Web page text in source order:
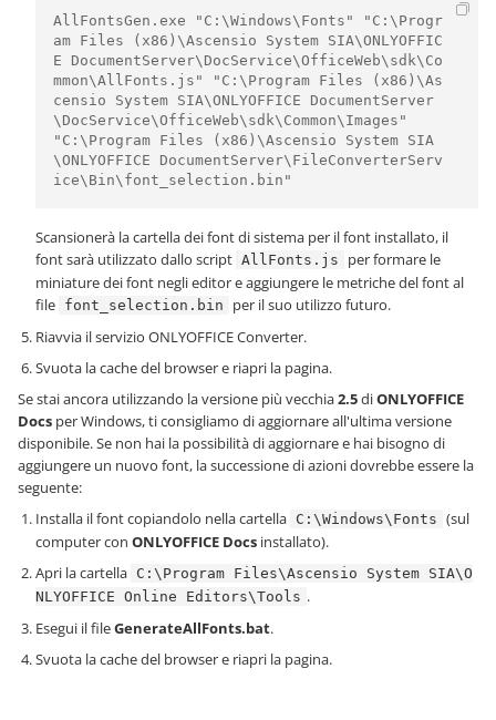
AllFontsGen.exe "C:\Windows\Fonts" "C:\Progr
am Files (x86)\Ascensio System SIA\ONLYOFFIC
E DocumentServer\DocService\OfficeWeb\sdk\Co
mmon\AllFonts.js" "C:\Program Files (x86)\As
censio System SIA\ONLYOFFICE DocumentServer
\DocService\OfficeWeb\sdk\Common\Images"
"C:\Program Files (x86)\Ascensio System SIA
\ONLYOFFICE DocumentServer\FileConverterServ
ice\Bin\font_selection.bin"
Scansionerà la cartella dei font di sistema per il font installato, il
font sarà utilizzato dallo script AllFonts.js
per formare le
miniature dei font negli editor e aggiungere le metriche del font al
file font_selection.bin
per il suo utilizzo futuro.
Riavvia il servizio ONLYOFFICE Converter.
Svuota la cache del browser e riapri la pagina.
Se stai ancora utilizzando la versione più vecchia2.5diONLYOFFICE
Docs per Windows, ti consigliamo di aggiornare all'ultima versione
disponibile. Se non hai la possibilità di aggiornare e hai bisogno di
aggiungere un nuovo font, la successione di azioni dovrebbe essere la
seguente:
Installa il font copiandolo nella cartella C:\Windows\Fonts (sul
computer con ONLYOFFICE Docs installato).
Apri la cartella C:\Program Files\Ascensio System SIA\O
NLYOFFICE Online Editors\Tools .
Esegui il fileGenerateAllFonts.bat.
Svuota la cache del browser e riapri la pagina.